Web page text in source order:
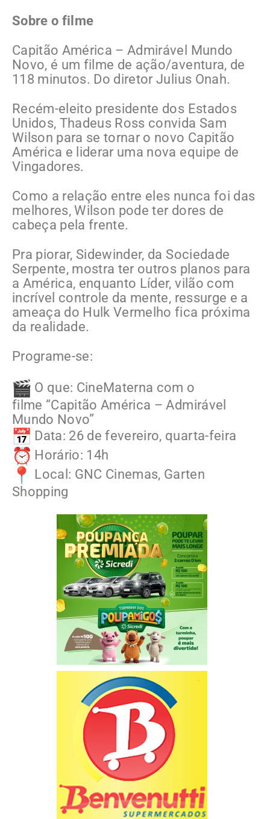
Sobre o filme
Capitão América – Admirável Mundo
Novo, é um filme de ação/aventura, de
118 minutos. Do diretor Julius Onah.
Recém-eleito presidente dos Estados
Unidos, Thadeus Ross convida Sam
Wilson para se tornar o novo Capitão
América e liderar uma nova equipe de
Vingadores.
Como a relação entre eles nunca foi das
melhores, Wilson pode ter dores de
cabeça pela frente.
Pra piorar, Sidewinder, da Sociedade
Serpente, mostra ter outros planos para
a América, enquanto Líder, vilão com
incrível controle da mente, ressurge e a
ameaça do Hulk Vermelho fica próxima
da realidade.
Programe-se:
O que: CineMaterna com o
filme “Capitão América – Admirável
Mundo Novo”
Data: 26 de fevereiro, quarta-feira
Horário: 14h
Local: GNC Cinemas, Garten
Shopping